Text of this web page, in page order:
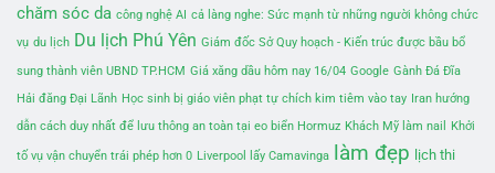
chăm sóc da công nghệ AI cả làng nghe: Sức mạnh từ những người không chức
vụ du lịch Du lịch Phú Yên Giám đốc Sở Quy hoạch - Kiến trúc được bầu bổ
sung thành viên UBND TP.HCM Giá xăng dầu hôm nay 16/04 Google Gành Đá Đĩa
Hải đăng Đại Lãnh Học sinh bị giáo viên phạt tự chích kim tiêm vào tay Iran hướng
dẫn cách duy nhất để lưu thông an toàn tại eo biển Hormuz Khách Mỹ làm nail Khởi
tố vụ vận chuyển trái phép hơn 0 Liverpool lấy Camavinga làm đẹp lịch thi